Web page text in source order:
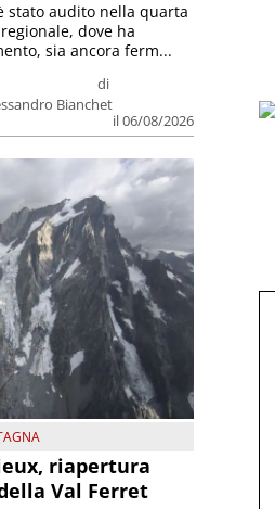
di
Bianchet
il 06/08/2026
stato audito nella quarta
dove ha
sia ancora ferm...
riapertura
Val Ferret